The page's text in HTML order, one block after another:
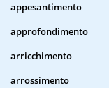
appesantimento
approfondimento
arricchimento
arrossimento